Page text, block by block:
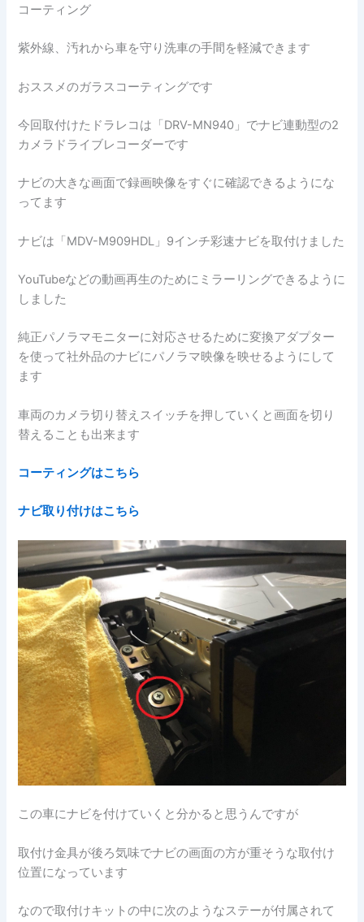
コーティング
紫外線、汚れから車を守り洗車の手間を軽減できます
おススメのガラスコーティングです
今回取付けたドラレコは「DRV-MN940」でナビ連動型の2
カメラドライブレコーダーです
ナビの大きな画面で録画映像をすぐに確認できるようにな
ってます
ナビは「MDV-M909HDL」9インチ彩速ナビを取付けました
YouTubeなどの動画再生のためにミラーリングできるように
しました
純正パノラマモニターに対応させるために変換アダプター
を使って社外品のナビにパノラマ映像を映せるようにして
ます
車両のカメラ切り替えスイッチを押していくと画面を切り
替えることも出来ます
コーティングはこちら
ナビ取り付けはこちら
この車にナビを付けていくと分かると思うんですが
取付け金具が後ろ気味でナビの画面の方が重そうな取付け
位置になっています
なので取付けキットの中に次のようなステーが付属されて